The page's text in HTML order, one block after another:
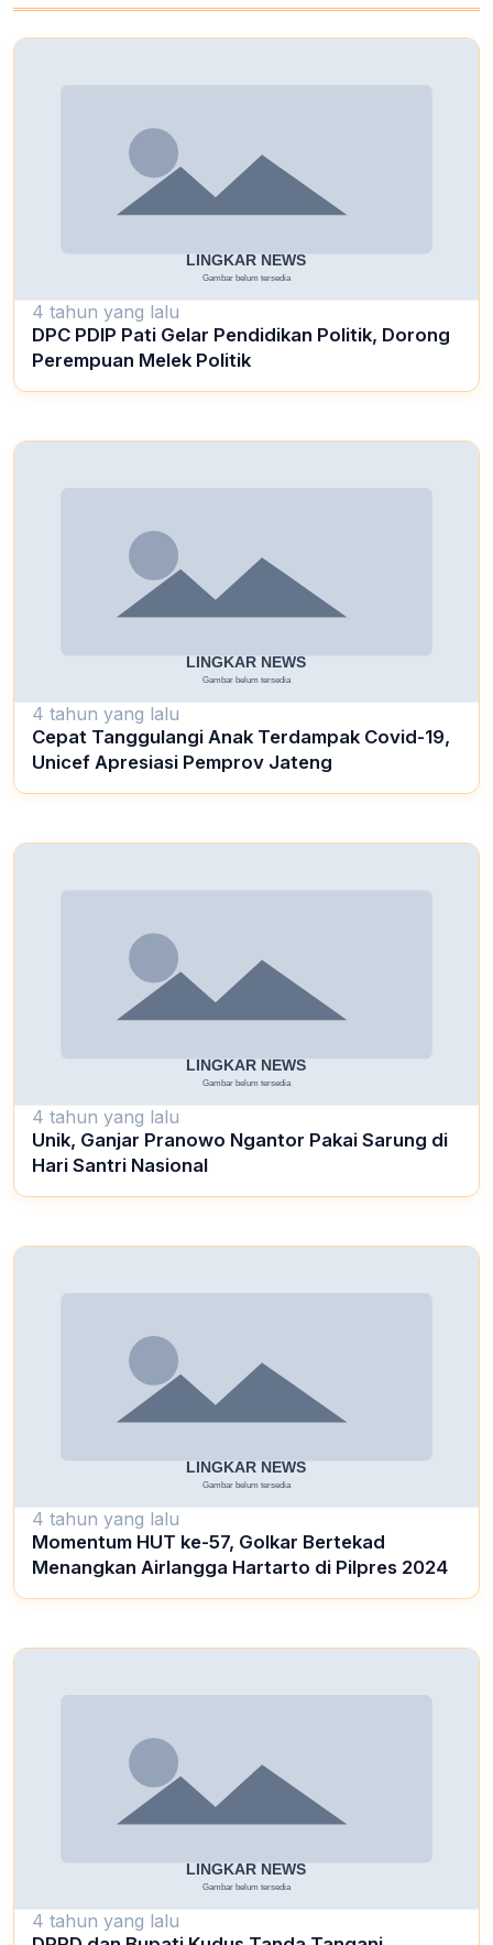
4 tahun yang lalu
DPC PDIP Pati Gelar Pendidikan Politik, Dorong
Perempuan Melek Politik
4 tahun yang lalu
Cepat Tanggulangi Anak Terdampak Covid-19,
Unicef Apresiasi Pemprov Jateng
4 tahun yang lalu
Unik, Ganjar Pranowo Ngantor Pakai Sarung di
Hari Santri Nasional
4 tahun yang lalu
Momentum HUT ke-57, Golkar Bertekad
Menangkan Airlangga Hartarto di Pilpres 2024
4 tahun yang lalu